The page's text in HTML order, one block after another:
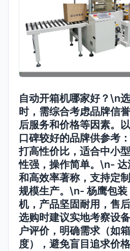
自动开箱机哪家好？\n
时，需综合考虑品牌信
后服务和价格等因素。
口碑较好的品牌供参考
打高性价比，适合中小
性强，操作简单。\n- 达
和高效率著称，支持定
规模生产。\n-杨鹰包装
机，产品坚固耐用，售
选购时建议实地考察设
户评价，明确需求（如
度），避免盲目追求价